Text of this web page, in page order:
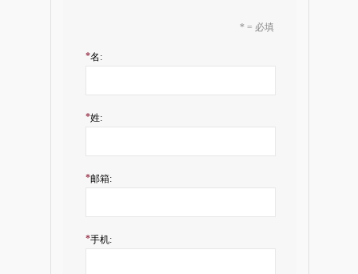
* = 必填
*名:
*姓:
*邮箱:
*手机: